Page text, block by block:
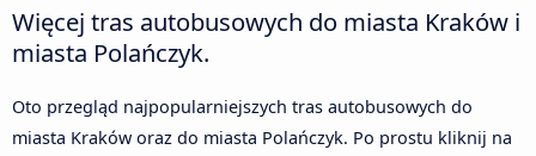
Więcej tras autobusowych do miasta Kraków i
miasta Polańczyk.
Oto przegląd najpopularniejszych tras autobusowych do
miasta Kraków oraz do miasta Polańczyk. Po prostu kliknij na